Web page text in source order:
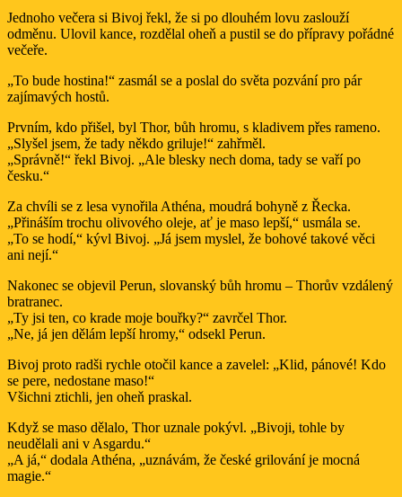
Jednoho večera si Bivoj řekl, že si po dlouhém lovu zaslouží
odměnu. Ulovil kance, rozdělal oheň a pustil se do přípravy pořádné
večeře.
„To bude hostina!“ zasmál se a poslal do světa pozvání pro pár
zajímavých hostů.
Prvním, kdo přišel, byl Thor, bůh hromu, s kladivem přes rameno.
„Slyšel jsem, že tady někdo griluje!“ zahřměl.
„Správně!“ řekl Bivoj. „Ale blesky nech doma, tady se vaří po
česku.“
Za chvíli se z lesa vynořila Athéna, moudrá bohyně z Řecka.
„Přináším trochu olivového oleje, ať je maso lepší,“ usmála se.
„To se hodí,“ kývl Bivoj. „Já jsem myslel, že bohové takové věci
ani nejí.“
Nakonec se objevil Perun, slovanský bůh hromu – Thorův vzdálený
bratranec.
„Ty jsi ten, co krade moje bouřky?“ zavrčel Thor.
„Ne, já jen dělám lepší hromy,“ odsekl Perun.
Bivoj proto radši rychle otočil kance a zavelel: „Klid, pánové! Kdo
se pere, nedostane maso!“
Všichni ztichli, jen oheň praskal.
Když se maso dělalo, Thor uznale pokývl. „Bivoji, tohle by
neudělali ani v Asgardu.“
„A já,“ dodala Athéna, „uznávám, že české grilování je mocná
magie.“